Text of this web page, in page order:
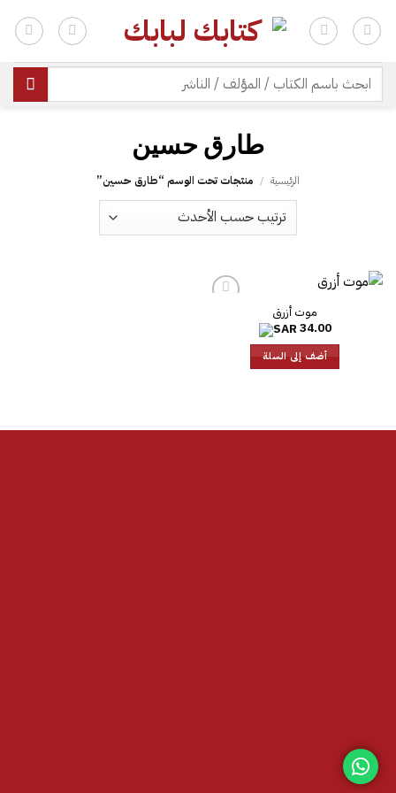
للمحتوى
البحث
عن:
طارق حسين
الرئيسية / منتجات تحت الوسم “طارق حسين”
موت أزرق
34.00
أضف إلى السلة
| شحن مجاني للطلبات +300 ريال | تغليف مجاني للطلبات +150 ريال |